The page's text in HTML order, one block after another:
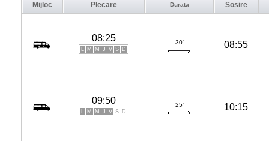
Mijloc Plecare Durata Sosire
08:25
L M M J V S D
30' 08:55
09:50
L M M J V S D
25' 10:15